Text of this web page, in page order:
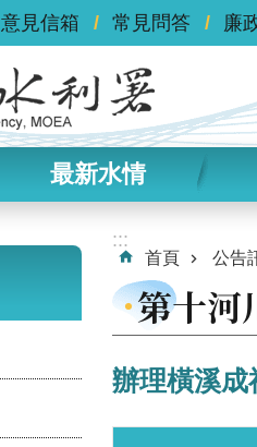
意見信箱 常見問答 廉
最新水情
:::
首頁 公告
第十河
辦理橫溪